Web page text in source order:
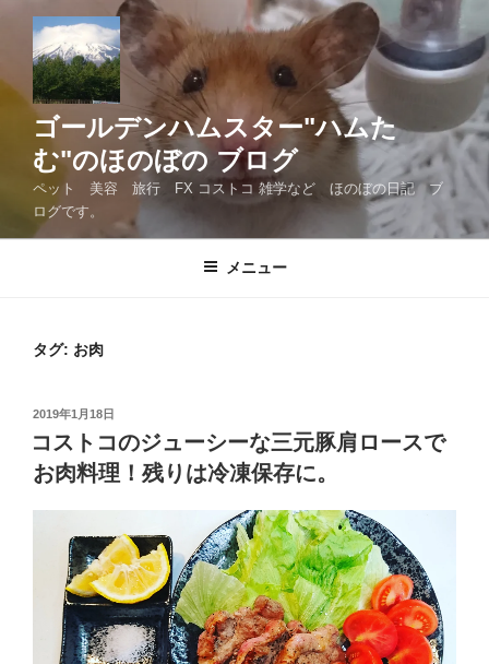
ン
ゴールデンハムスター"ハムた
む"のほのぼの ブログ
ペット 美容 旅行 FX コストコ 雑学など ほのぼの日記 ブ
ログです。
メニュー
タグ: お肉
投
日:
2019年1月18日
コストコのジューシーな三元豚肩ロースで
お肉料理！残りは冷凍保存に。